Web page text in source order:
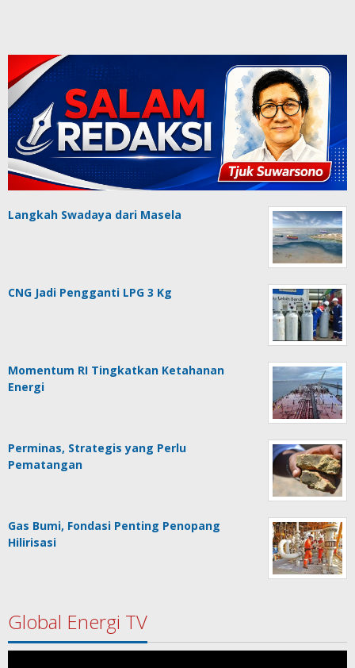
Langkah Swadaya dari Masela
CNG Jadi Pengganti LPG 3 Kg
Momentum RI Tingkatkan Ketahanan
Energi
Perminas, Strategis yang Perlu
Pematangan
Gas Bumi, Fondasi Penting Penopang
Hilirisasi
Global Energi TV